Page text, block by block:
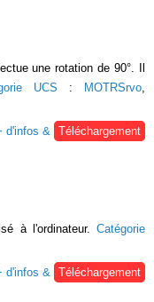
une rotation de 90°. Il
UCS : MOTRSrvo
d'infos &
Téléchargement
à l'ordinateur. Catégorie
d'infos &
Téléchargement